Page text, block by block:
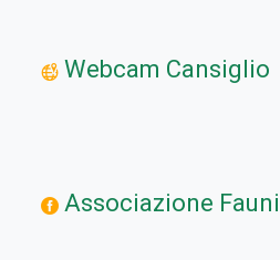
Webcam Cansiglio
Associazione